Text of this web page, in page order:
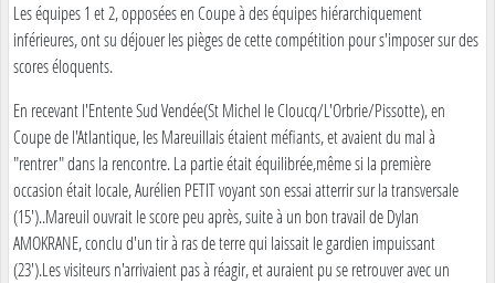
Les équipes 1 et 2, opposées en Coupe à des équipes hiérarchiquement
inférieures, ont su déjouer les pièges de cette compétition pour s'imposer sur des
scores éloquents.
En recevant l'Entente Sud Vendée(St Michel le Cloucq/L'Orbrie/Pissotte), en
Coupe de l'Atlantique, les Mareuillais étaient méfiants, et avaient du mal à
"rentrer" dans la rencontre. La partie était équilibrée,même si la première
occasion était locale, Aurélien PETIT voyant son essai atterrir sur la transversale
(15')..Mareuil ouvrait le score peu après, suite à un bon travail de Dylan
AMOKRANE, conclu d'un tir à ras de terre qui laissait le gardien impuissant
(23').Les visiteurs n'arrivaient pas à réagir, et auraient pu se retrouver avec un